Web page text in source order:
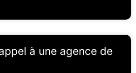
à une agence de